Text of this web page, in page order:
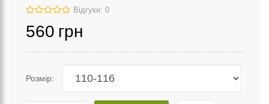
Відгуки: 0
560 грн
Розмір: